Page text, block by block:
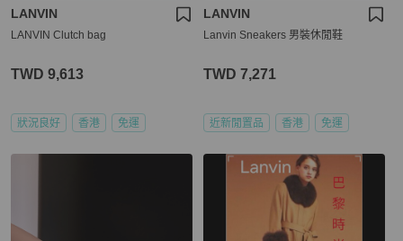
LANVIN
LANVIN Clutch bag
TWD 9,613
狀況良好 香港 免運
LANVIN
Lanvin Sneakers 男裝休閒鞋
TWD 7,271
近新閒置品 香港 免運